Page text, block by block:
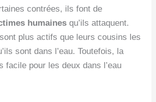
contrées, ils font de
humaines qu’ils attaquent.
plus actifs que leurs cousins les
sont dans l’eau. Toutefois, la
facile pour les deux dans l’eau